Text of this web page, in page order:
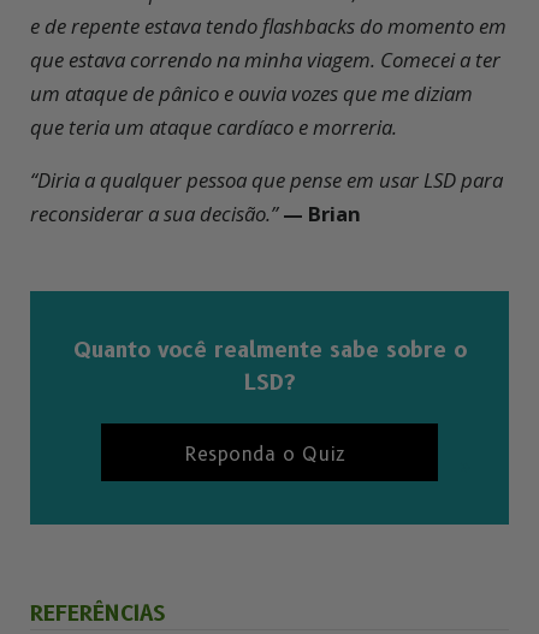
e de repente estava tendo flashbacks do momento em
que estava correndo na minha viagem. Comecei a ter
um ataque de pânico e ouvia vozes que me diziam
que teria um ataque cardíaco e morreria.
“Diria a qualquer pessoa que pense em usar LSD para
reconsiderar a sua decisão.” — Brian
Quanto você realmente sabe sobre o
LSD?
Responda o Quiz
REFERÊNCIAS